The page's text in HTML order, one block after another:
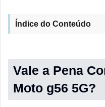
Índice do Conteúdo
Vale a Pena
Moto g56 5G?